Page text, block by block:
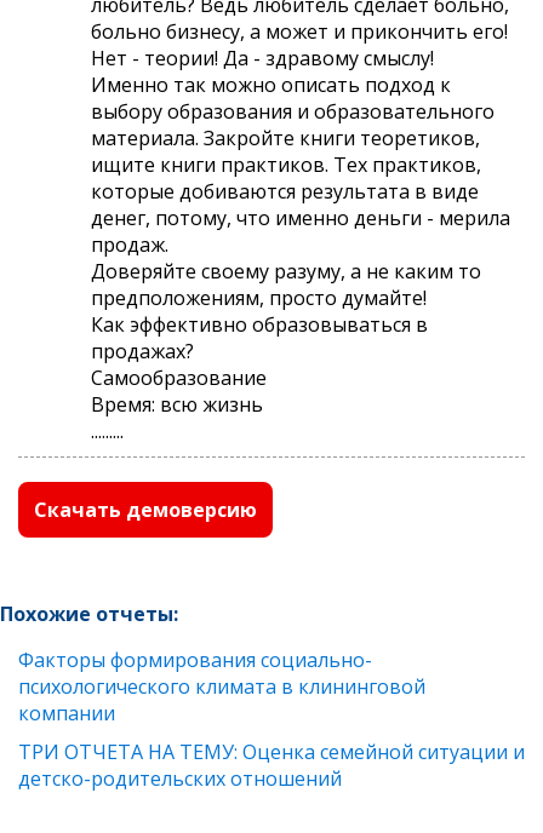
больно бизнесу, а может и прикончить его!
Нет - теории! Да - здравому смыслу!
Именно так можно описать подход к
выбору образования и образовательного
материала. Закройте книги теоретиков,
ищите книги практиков. Тех практиков,
которые добиваются результата в виде
денег, потому, что именно деньги - мерила
продаж.
Доверяйте своему разуму, а не каким то
предположениям, просто думайте!
Как эффективно образовываться в
продажах?
Самообразование
Время: всю жизнь
.........
Скачать демоверсию
Похожие отчеты:
Факторы формирования социально-
психологического климата в клининговой
компании
ТРИ ОТЧЕТА НА ТЕМУ: Оценка семейной ситуации и
детско-родительских отношений